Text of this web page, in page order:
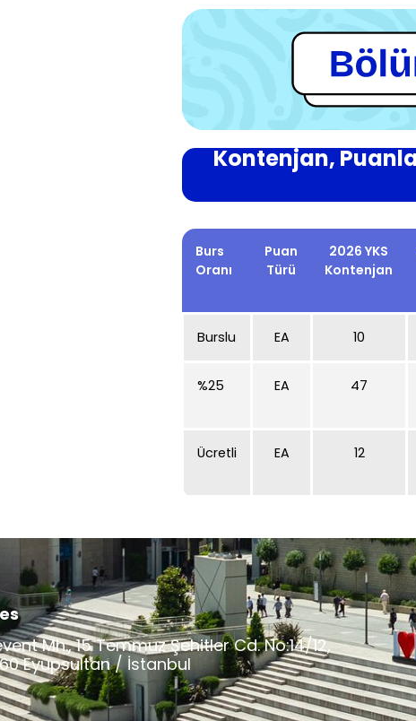
Kontenjan,
Burs
Oranı
Puan
Türü
2026 YKS
Kontenjan
Burslu EA 10
%25 EA 47
Ücretli EA 12
Mh., 15 Temmuz Şehitler Cd. No:14/12,
Eyüpsultan / İstanbul